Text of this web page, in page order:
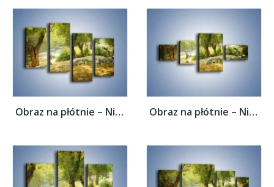
Obraz na płótnie – Niedzielny spacer pod... Obraz na płótnie – Niedzielny spacer pod...